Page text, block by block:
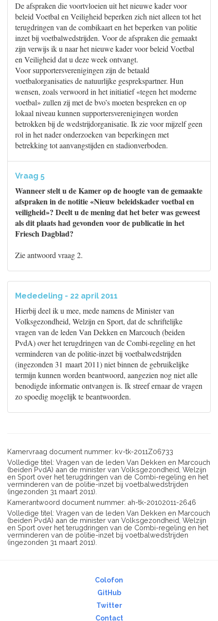
De afspraken die voortvloeien uit het nieuwe kader voor
beleid Voetbal en Veiligheid beperken zich niet alleen tot het
terugdringen van de combikaart en het beperken van politie
inzet bij voetbalwedstrijden. Voor de afspraken die gemaakt
zijn verwijs ik u naar het nieuwe kader voor beleid Voetbal
en Veiligheid dat u deze week ontvangt.
Voor supportersverenigingen zijn de betaald
voetbalorganisaties de natuurlijke gesprekspartner. Hun
wensen, zoals verwoord in het initiatief «tegen het moderne
voetbal» zullen zij met de bvo’s moeten bespreken en op
lokaal niveau kunnen supportersverenigingen worden
betrokken bij de wedstrijdorganisatie. Ik zie voor mijzelf geen
rol in het nader onderzoeken van beperkingen met
betrekking tot aanvangstijden en stadionverboden.
Vraag 5
Wanneer stelt u de Kamer op de hoogte van de gemaakte
afspraken in de notitie «Nieuw beleidskader voetbal en
veiligheid»? Deelt u de mening dat het beter was geweest
als dit plaats had gevonden voor de publicatie in het
Friesch Dagblad?
Zie antwoord vraag 2.
Mededeling - 22 april 2011
Hierbij deel ik u mee, mede namens de Minister van
Volksgezondheid, Welzijn en Sport, dat de schriftelijke
vragen van de leden Van Dekken en Marcouch (beiden
PvdA) over het terugdringen van de Combi-regeling en het
verminderen van de politie-inzet bij voetbalwedstrijden
(ingezonden 31 maart 2011) niet binnen de gebruikelijke
termijn kunnen worden beantwoord, aangezien nog niet alle
benodigde informatie ontvangen is. Ik streef ernaar de vragen
zo spoedig mogelijk te beantwoorden.
Kamervraag document nummer: kv-tk-2011Z06733
Volledige titel: Vragen van de leden Van Dekken en Marcouch
(beiden PvdA) aan de minister van Volksgezondheid, Welzijn
en Sport over het terugdringen van de Combi-regeling en het
verminderen van de politie-inzet bij voetbalwedstrijden
(ingezonden 31 maart 2011).
Kamerantwoord document nummer: ah-tk-20102011-2646
Volledige titel: Vragen van de leden Van Dekken en Marcouch
(beiden PvdA) aan de minister van Volksgezondheid, Welzijn
en Sport over het terugdringen van de Combi-regeling en het
verminderen van de politie-inzet bij voetbalwedstrijden
(ingezonden 31 maart 2011).
Colofon
GitHub
Twitter
Contact